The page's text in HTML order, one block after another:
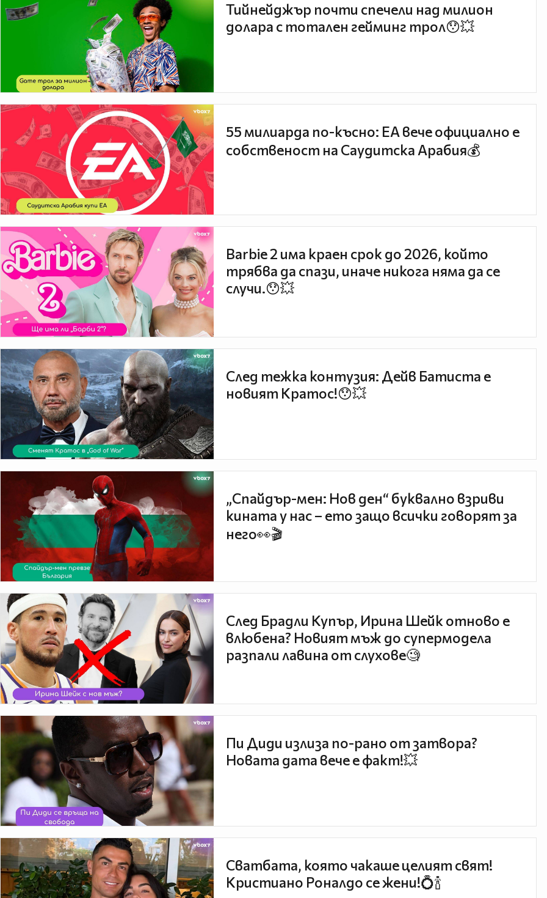
Тийнейджър почти спечели над милион
долара с тотален гейминг трол😯💥
55 милиарда по-късно: EA вече официално е
собственост на Саудитска Арабия💰
Barbie 2 има краен срок до 2026, който
трябва да спази, иначе никога няма да се
случи.😯💥
След тежка контузия: Дейв Батиста е
новият Кратос!😯💥
„Спайдър-мен: Нов ден“ буквално взриви
кината у нас – ето защо всички говорят за
него👀🎬
След Брадли Купър, Ирина Шейк отново е
влюбена? Новият мъж до супермодела
разпали лавина от слухове🧐
Пи Диди излиза по-рано от затвора?
Новата дата вече е факт!💥
Сватбата, която чакаше целият свят!
Кристиано Роналдо се жени!💍🍾